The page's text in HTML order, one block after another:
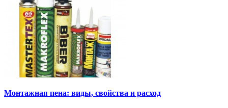
Монтажная пена: виды, свойства и расход